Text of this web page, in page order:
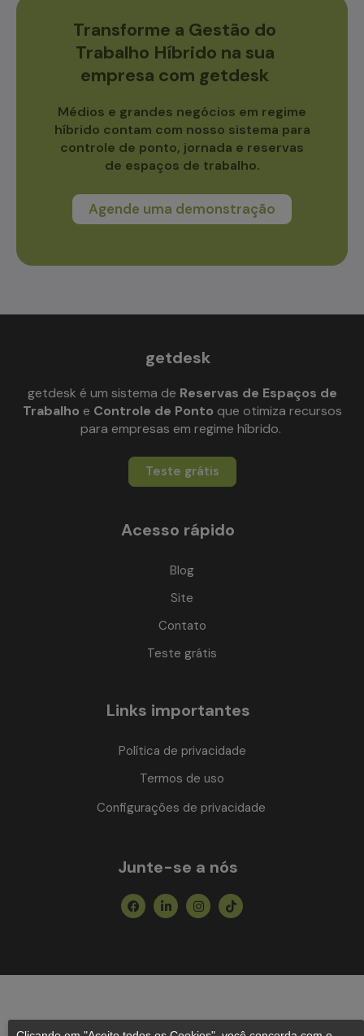
Transforme a Gestão do
Trabalho Híbrido na sua
empresa com getdesk
Médios e grandes negócios em regime
híbrido contam com nosso sistema para
controle de ponto, jornada e reservas
de espaços de trabalho.
Agende uma demonstração
getdesk
getdesk é um sistema de Reservas de Espaços de
Trabalho e Controle de Ponto que otimiza recursos
para empresas em regime híbrido.
Teste grátis
Acesso rápido
Blog
Site
Contato
Teste grátis
Links importantes
Política de privacidade
Termos de uso
Configurações de privacidade
Junte-se a nós
FacebookLinkedin-
in
Instagram
Tiktok